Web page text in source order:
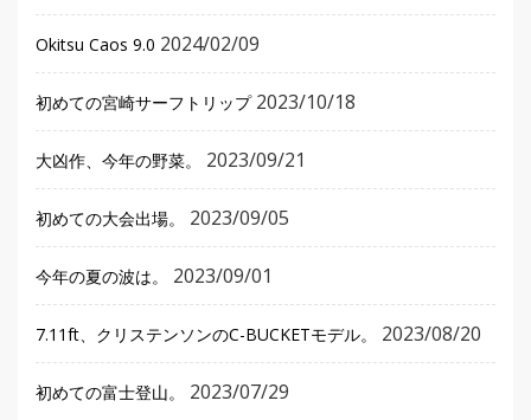
Okitsu Caos 9.0 2024/02/09
初めての宮崎サーフトリップ 2023/10/18
大凶作、今年の野菜。 2023/09/21
初めての大会出場。 2023/09/05
今年の夏の波は。 2023/09/01
7.11ft、クリステンソンのC-BUCKETモデル。 2023/08/20
初めての富士登山。 2023/07/29